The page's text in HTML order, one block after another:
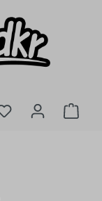
Du hast 0